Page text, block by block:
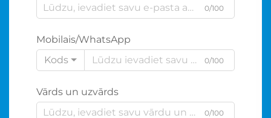
0/100
Mobilais/WhatsApp
Kods
0/100
Vārds un uzvārds
0/100